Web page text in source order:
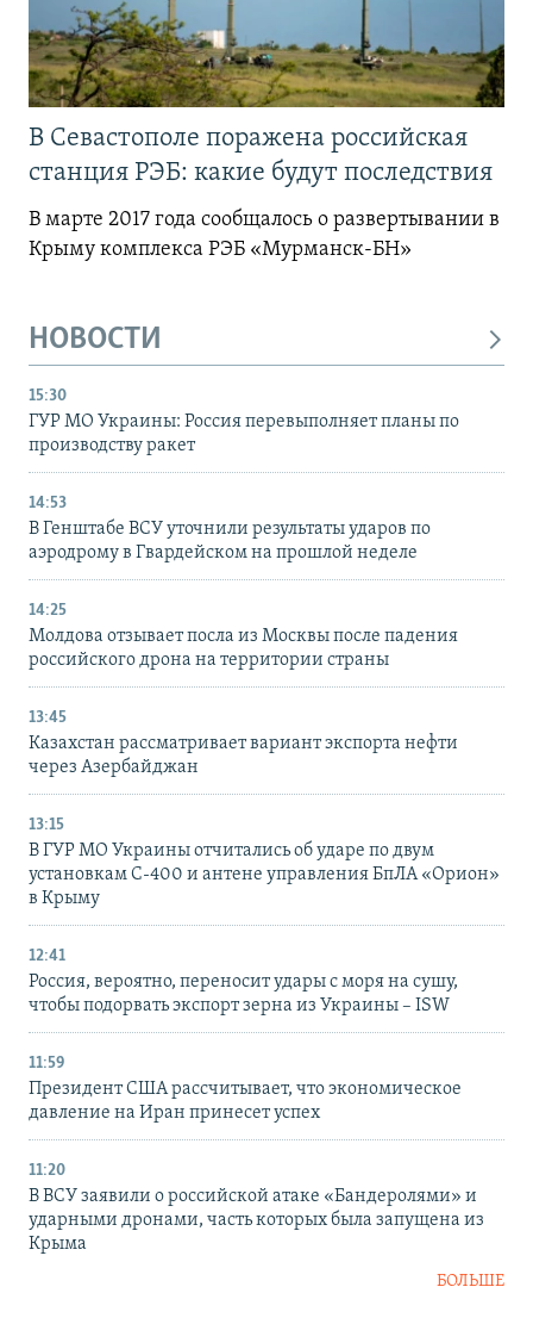
В Севастополе поражена российская
станция РЭБ: какие будут последствия
В марте 2017 года сообщалось о развертывании в
Крыму комплекса РЭБ «Мурманск-БН»
НОВОСТИ
15:30
ГУР МО Украины: Россия перевыполняет планы по
производству ракет
14:53
В Генштабе ВСУ уточнили результаты ударов по
аэродрому в Гвардейском на прошлой неделе
14:25
Молдова отзывает посла из Москвы после падения
российского дрона на территории страны
13:45
Казахстан рассматривает вариант экспорта нефти
через Азербайджан
13:15
В ГУР МО Украины отчитались об ударе по двум
установкам С-400 и антене управления БпЛА «Орион»
в Крыму
12:41
Россия, вероятно, переносит удары с моря на сушу,
чтобы подорвать экспорт зерна из Украины – ISW
11:59
Президент США рассчитывает, что экономическое
давление на Иран принесет успех
11:20
В ВСУ заявили о российской атаке «Бандеролями» и
ударными дронами, часть которых была запущена из
Крыма
БОЛЬШЕ